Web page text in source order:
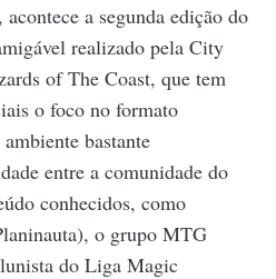
a segunda edição do
realizado pela City
of The Coast, que tem
o foco no formato
bastante
entre a comunidade do
conhecidos, como
o grupo MTG
do Liga Magic